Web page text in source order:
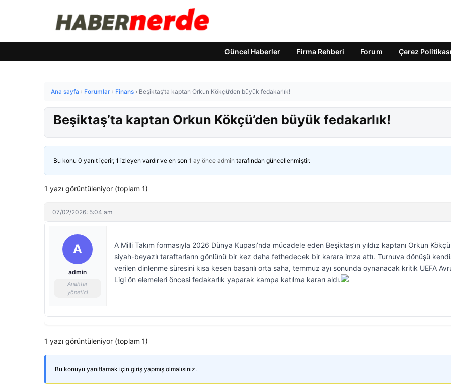
Güncel Haberler Firma Rehberi Forum Çerez Politikası
Ana sayfa › Forumlar › Finans › Beşiktaş’ta kaptan Orkun Kökçü’den büyük fedakarlık!
Beşiktaş’ta kaptan Orkun Kökçü’den büyük fedakarlık!
Bu konu 0 yanıt içerir, 1 izleyen vardır ve en son 1 ay önce admin tarafından güncellenmiştir.
1 yazı görüntüleniyor (toplam 1)
07/02/2026: 5:04 am
A
admin
Anahtar
yönetici
A Milli Takım formasıyla 2026 Dünya Kupası’nda mücadele eden Beşiktaş’ın yıldız kaptanı Orkun
siyah-beyazlı taraftarların gönlünü bir kez daha fethedecek bir karara imza attı. Turnuva dönüşü
verilen dinlenme süresini kısa kesen başarılı orta saha, temmuz ayı sonunda oynanacak kritik UEFA
Ligi ön elemeleri öncesi fedakarlık yaparak kampa katılma kararı aldı.
1 yazı görüntüleniyor (toplam 1)
Bu konuyu yanıtlamak için giriş yapmış olmalısınız.